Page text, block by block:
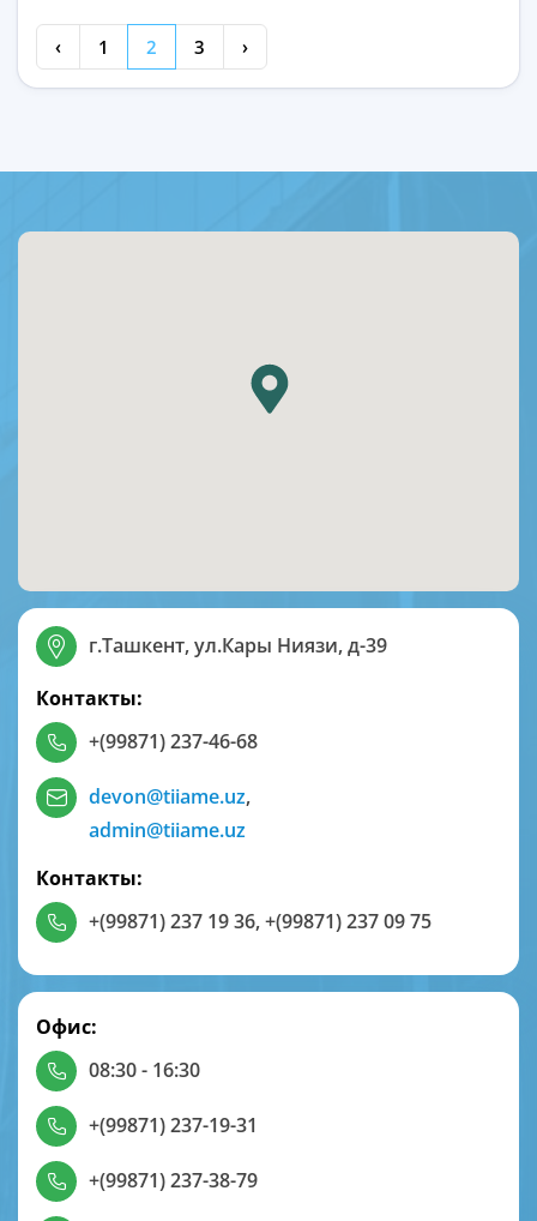
‹ 1 2 3 ›
г.Ташкент, ул.Кары Ниязи, д-39
Контакты:
+(99871) 237-46-68
devon@tiiame.uz,
admin@tiiame.uz
Контакты:
+(99871) 237 19 36,+(99871) 237 09 75
Офис:
08:30 - 16:30
+(99871) 237-19-31
+(99871) 237-38-79